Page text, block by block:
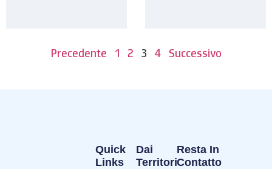
Precedente 1 2 3 4 Successivo
Dai
Territori
Quick
Links
Resta In
Contatto